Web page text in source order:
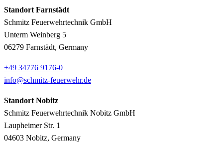
Standort Farnstädt
Schmitz Feuerwehrtechnik GmbH
Unterm Weinberg 5
06279 Farnstädt, Germany
+49 34776 9176-0
info@schmitz-feuerwehr.de
Standort Nobitz
Schmitz Feuerwehrtechnik Nobitz GmbH
Laupheimer Str. 1
04603 Nobitz, Germany